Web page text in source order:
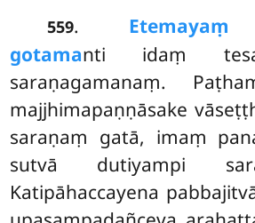
559. Etemayaṃ
gotamanti idaṃ
saraṇagamanaṃ.
majjhimapaṇṇāsake
saraṇaṃ gatā, imaṃ
sutvā dutiyampi
Katipāhaccayena